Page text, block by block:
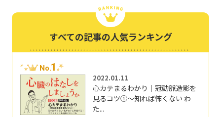
すべての記事の人気ランキング
No.1
2022.01.11
心カテまるわかり｜冠動脈造影を
見るコツ①～知れば怖くない わ
た...